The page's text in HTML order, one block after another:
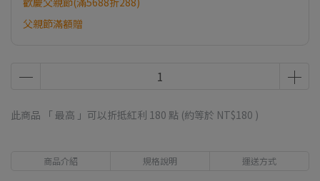
父親節滿額贈
此商品 「 最高 」可以折抵紅利 180 點 (約等於 NT$180 )
商品介紹 規格說明 運送方式